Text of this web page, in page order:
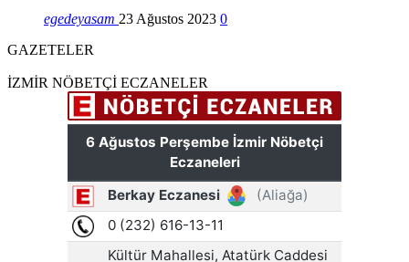
egedeyasam 23 Ağustos 2023 0
GAZETELER
İZMİR NÖBETÇİ ECZANELER